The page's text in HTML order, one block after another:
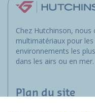
Chez Hutchinson,
multimatériaux pour
environnements les
dans les airs ou en mer.
Plan du site